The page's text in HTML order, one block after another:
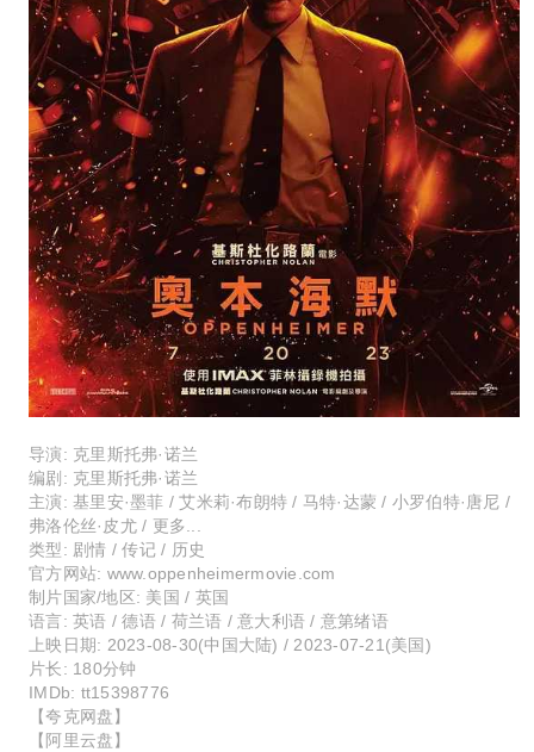
导演: 克里斯托弗·诺兰
编剧: 克里斯托弗·诺兰
主演: 基里安·墨菲 / 艾米莉·布朗特 / 马特·达蒙 / 小罗伯特·唐尼 /
弗洛伦丝·皮尤 / 更多...
类型: 剧情 / 传记 / 历史
官方网站: www.oppenheimermovie.com
制片国家/地区: 美国 / 英国
语言: 英语 / 德语 / 荷兰语 / 意大利语 / 意第绪语
上映日期: 2023-08-30(中国大陆) / 2023-07-21(美国)
片长: 180分钟
IMDb: tt15398776
【夸克网盘】
【阿里云盘】